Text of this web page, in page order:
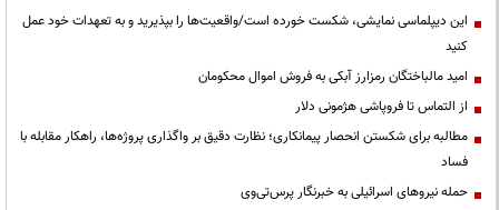
این دیپلماسی نمایشی، شکست خورده است/واقعیت‌ها را بپذیرید و به تعهدات خود عمل
کنید
امید مالباختگان رمزارز آبکی به فروش اموال محکومان
از التماس تا فروپاشی هژمونی دلار
مطالبه برای شکستن انحصار پیمانکاری؛ نظارت دقیق بر واگذاری پروژه‌ها، راهکار مقابله با
فساد
حمله نیروهای اسرائیلی به خبرنگار پرس‌تی‌وی